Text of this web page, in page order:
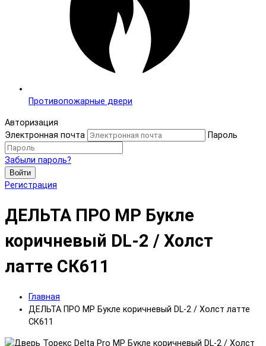
Противопожарные двери
Авторизация
Электронная почта
Пароль
Забыли пароль?
Войти
Регистрация
ДЕЛЬТА ПРО MP Букле
коричневый DL-2 / Холст
латте СК611
Главная
ДЕЛЬТА ПРО MP Букле коричневый DL-2 / Холст латте
СК611